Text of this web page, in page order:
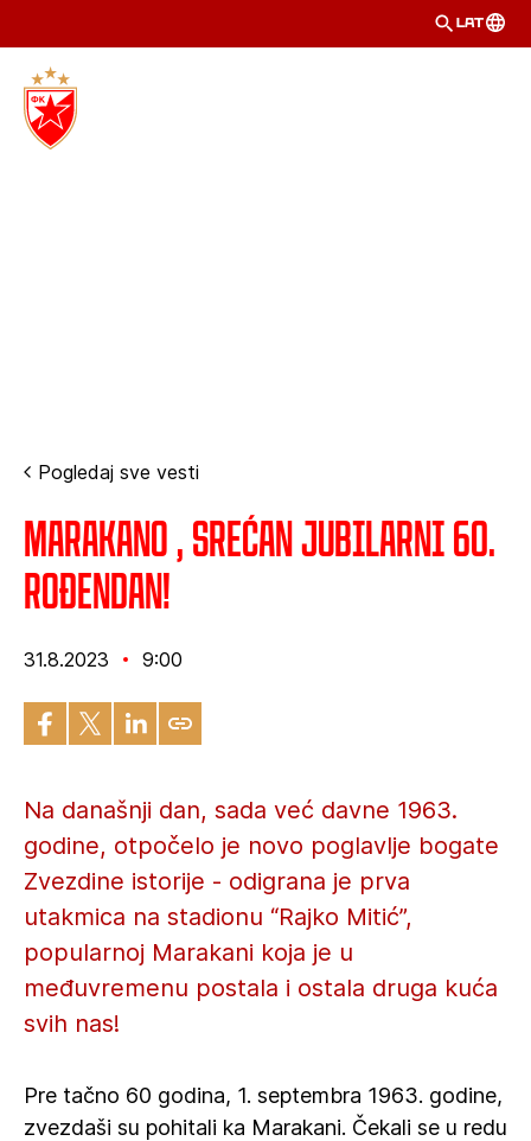
LAT
Pogledaj sve vesti
Marakano , srećan jubilarni 60.
rođendan!
31.8.2023 9:00
Na današnji dan, sada već davne 1963.
godine, otpočelo je novo poglavlje bogate
Zvezdine istorije - odigrana je prva
utakmica na stadionu “Rajko Mitić”,
popularnoj Marakani koja je u
međuvremenu postala i ostala druga kuća
svih nas!
Pre tačno 60 godina, 1. septembra 1963. godine,
zvezdaši su pohitali ka Marakani. Čekali se u redu